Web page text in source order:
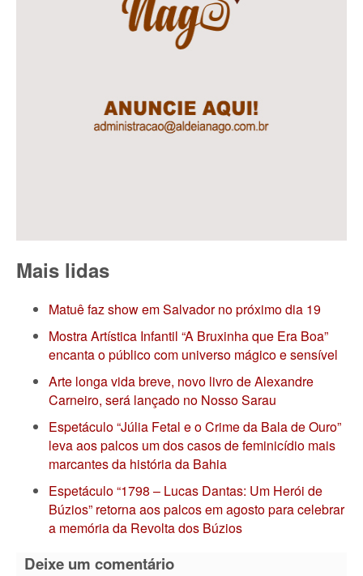
Mais lidas
Matuê faz show em Salvador no próximo dia 19
Mostra Artística Infantil “A Bruxinha que Era Boa”
encanta o público com universo mágico e sensível
Arte longa vida breve, novo livro de Alexandre
Carneiro, será lançado no Nosso Sarau
Espetáculo “Júlia Fetal e o Crime da Bala de Ouro”
leva aos palcos um dos casos de feminicídio mais
marcantes da história da Bahia
Espetáculo “1798 – Lucas Dantas: Um Herói de
Búzios” retorna aos palcos em agosto para celebrar
a memória da Revolta dos Búzios
Deixe um comentário